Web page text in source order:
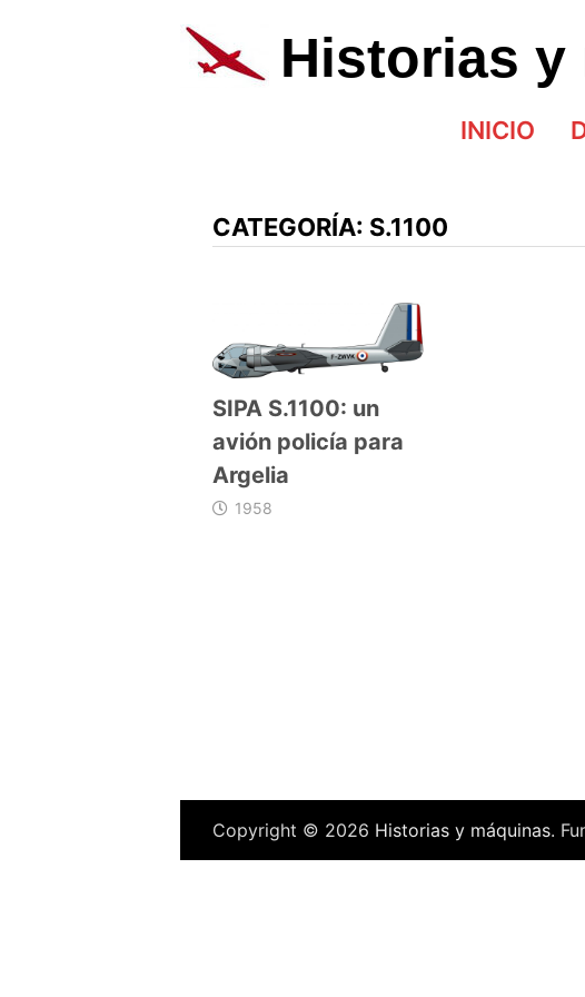
al
contenidoHistorias y
INICIO
CATEGORÍA: S.1100
SIPA S.1100: un
avión policía para
Argelia
1958
Copyright © 2026 Historias y máquinas.